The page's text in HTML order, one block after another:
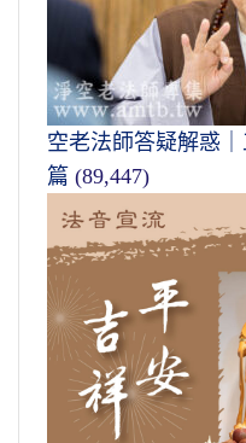
空老法師答疑解惑
篇 (89,447)